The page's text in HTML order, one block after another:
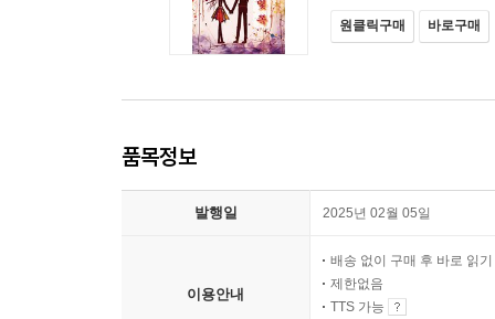
원클릭구매 바로구매
품목정보
발행일 2025년 02월 05일
이용안내
배송 없이 구매 후 바로 읽기
제한없음
TTS 가능